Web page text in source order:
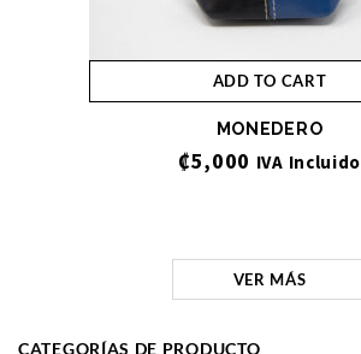
MONEDERO
₡5,000 IVA Incluido
ADD TO CART
VER MÁS
CATEGORÍAS DE PRODUCTO